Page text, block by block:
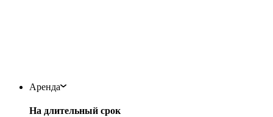
Аренда
На длительный срок